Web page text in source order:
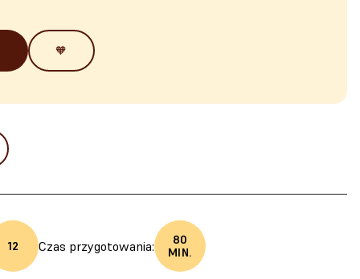
🧡
12 Czas przygotowania:
80
MIN.